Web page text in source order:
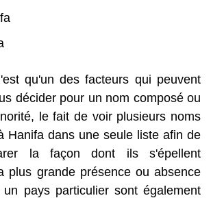
qu'un des facteurs qui peuvent
décider pour un nom composé ou
le fait de voir plusieurs noms
Hanifa dans une seule liste afin de
la façon dont ils s'épellent
plus grande présence ou absence
pays particulier sont également